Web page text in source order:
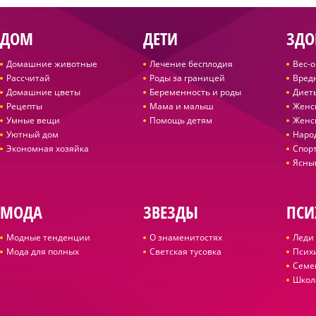
ДОМ
Домашние животные
Рассчитай
Домашние цветы
Рецепты
Умные вещи
Уютный дом
Экономная хозяйка
ДЕТИ
Лечение бесплодия
Роды за границей
Беременность и роды
Мама и малыш
Помощь детям
Вес-
МОДА
Модные тенденции
Мода для полных
ЗВЕЗДЫ
О знаменитостях
Светская тусовка
Леди